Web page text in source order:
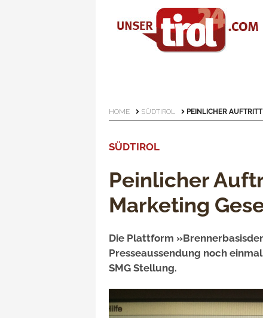
HOME SÜDTIROL PEINLICHER
SÜDTIROL
Peinlicher
Marketing
Die Plattform
Presseaussendung noch
SMG Stellung.